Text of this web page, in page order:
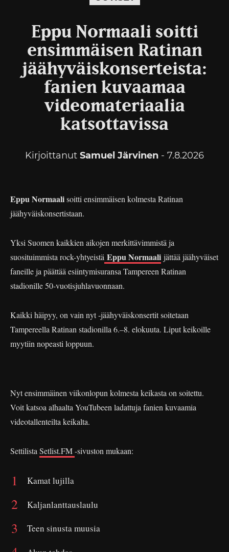
Eppu Normaali soitti
ensimmäisen Ratinan
jäähyväiskonserteista:
fanien kuvaamaa
videomateriaalia
katsottavissa
Kirjoittanut Samuel Järvinen - 7.8.2026
Eppu Normaalisoitti ensimmäisen kolmesta Ratinan
jäähyväiskonsertistaan.
Yksi Suomen kaikkien aikojen merkittävimmistä ja
suosituimmista rock-yhtyeistä Eppu Normaali jättää jäähyväiset
faneille ja päättää esiintymisuransa Tampereen Ratinan
stadionille 50-vuotisjuhlavuonnaan.
Kaikki häipyy, on vain nyt -jäähyväiskonsertit soitetaan
Tampereella Ratinan stadionilla 6.–8. elokuuta. Liput keikoille
myytiin nopeasti loppuun.
Nyt ensimmäinen viikonlopun kolmesta keikasta on soitettu.
Voit katsoa alhaalta YouTubeen ladattuja fanien kuvaamia
videotallenteilta keikalta.
Settilista Setlist.FM-sivuston mukaan:
Kamat lujilla
Kaljanlanttauslaulu
Teen sinusta muusia